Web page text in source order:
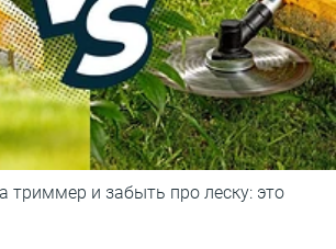
триммер и забыть про леску: это